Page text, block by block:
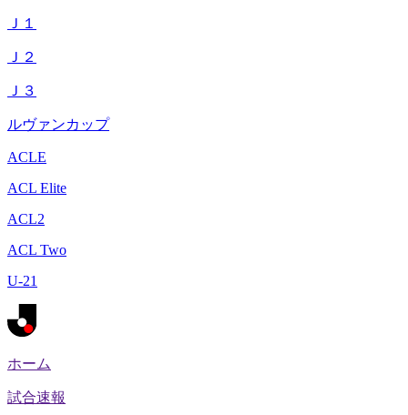
Ｊ１
Ｊ２
Ｊ３
ルヴァンカップ
ACLE
ACL Elite
ACL2
ACL Two
U-21
ホーム
試合速報